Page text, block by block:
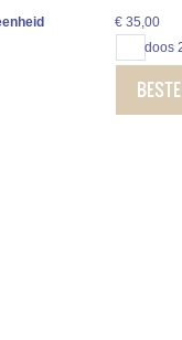
€35,00
doos